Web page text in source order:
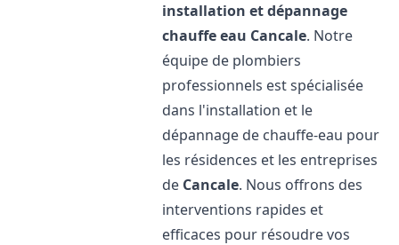
installation et dépannage
chauffe eau Cancale. Notre
équipe de plombiers
professionnels est spécialisée
dans l'installation et le
dépannage de chauffe-eau pour
les résidences et les entreprises
de Cancale. Nous offrons des
interventions rapides et
efficaces pour résoudre vos